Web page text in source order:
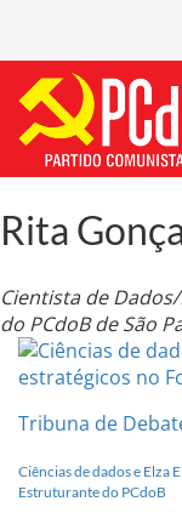
Rita
Cientista de
do PCdoB de São
Tribuna de
Ciências de dados e Elza
Estruturante do PCdoB